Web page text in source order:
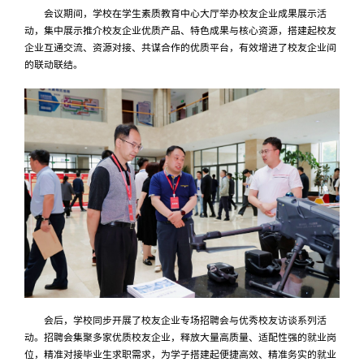
会议期间，学校在学生素质教育中心大厅举办校友企业成果展示活
动，集中展示推介校友企业优质产品、特色成果与核心资源，搭建起校友
企业互通交流、资源对接、共谋合作的优质平台，有效增进了校友企业间
的联动联结。
会后，学校同步开展了校友企业专场招聘会与优秀校友访谈系列活
动。招聘会集聚多家优质校友企业，释放大量高质量、适配性强的就业岗
位，精准对接毕业生求职需求，为学子搭建起便捷高效、精准务实的就业